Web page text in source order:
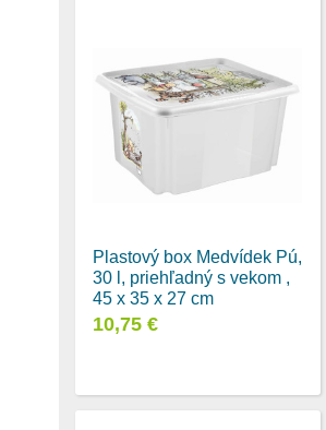
Plastový box Medvídek Pú,
30 l, priehľadný s vekom ,
45 x 35 x 27 cm
10,75 €